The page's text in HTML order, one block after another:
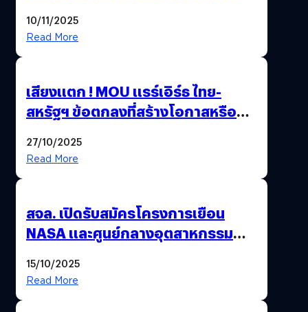
10/11/2025
Read More
เสียงแตก ! MOU แรร์เอิร์ธ ไทย-
สหรัฐฯ ข้อตกลงที่สร้างโอกาสหรือ
27/10/2025
Read More
สจล. เปิดรับสมัครโครงการเยือน
NASA และศูนย์กลางอุตสาหกรรม
15/10/2025
Read More